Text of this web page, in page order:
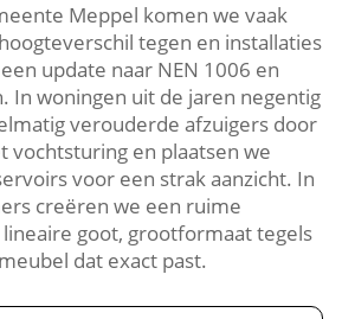
Meppel komen we vaak
tegen en installaties
update naar NEN 1006 en
In woningen uit de jaren negentig
verouderde afzuigers door
vochtsturing en plaatsen we
voor een strak aanzicht. In
creëren we een ruime
goot, grootformaat tegels
dat exact past.